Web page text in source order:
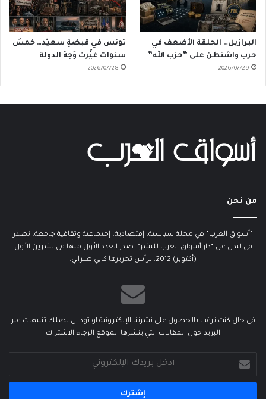
البرازيل… الحلقة الأضعف في
حرب واشنطن على “حزب الله”
2026/07/29
تونس في قبضةِ سعيّد… خمسُ
سنوات غيَّرت وَجهَ الدولة
2026/07/28
من نحن
“أسواق العرب” هي مجلة سياسية، إقتصادية، إجتماعية وثقافية جامعة، تصدر
في لندن عن “دار أسواق العرب للنشر”. صدر العدد الأول منها في تشرين الأول
(أكتوبر) 2012. يرأس تحريرها كابي طبراني.
في حال كنت ترغب بالحصول على نشرتنا الإلكترونية او تود ان تصلك تنبيهات عبر
البريد حول المقالات التي ينشرها الموقع الرجاء الاشتراك
بريدك
الإلكتروني